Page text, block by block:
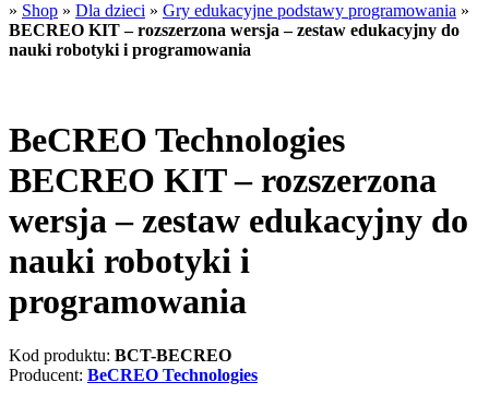
» Shop » Dla dzieci » Gry edukacyjne podstawy programowania »
BECREO KIT – rozszerzona wersja – zestaw edukacyjny do
nauki robotyki i programowania
BeCREO Technologies
BECREO KIT – rozszerzona
wersja – zestaw edukacyjny do
nauki robotyki i
programowania
Kod produktu: BCT-BECREO
Producent: BeCREO Technologies